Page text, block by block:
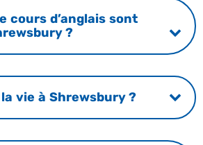
cours d’anglais sont
?
vie à Shrewsbury ?